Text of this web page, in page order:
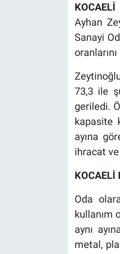
Ayhan
Sanayi
73,3 ile
geriledi.
kapasite
ayına
ihracat
KOCAELİ
Oda
kullanım
aynı
metal,